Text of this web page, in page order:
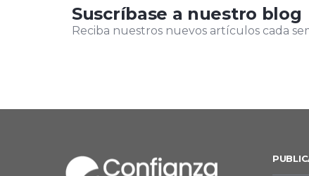
Suscríbase a nuestro blog
Reciba nuestros nuevos artículos cada